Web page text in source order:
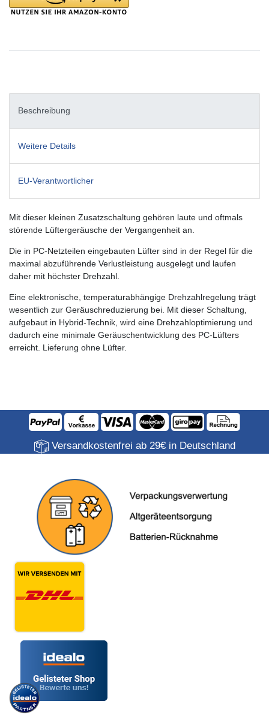
Beschreibung
Weitere Details
EU-Verantwortlicher
Mit dieser kleinen Zusatzschaltung gehören laute und oftmals
störende Lüftergeräusche der Vergangenheit an.
Die in PC-Netzteilen eingebauten Lüfter sind in der Regel für die
maximal abzuführende Verlustleistung ausgelegt und laufen
daher mit höchster Drehzahl.
Eine elektronische, temperaturabhängige Drehzahlregelung trägt
wesentlich zur Geräuschreduzierung bei. Mit dieser Schaltung,
aufgebaut in Hybrid-Technik, wird eine Drehzahloptimierung und
dadurch eine minimale Geräuschentwicklung des PC-Lüfters
erreicht. Lieferung ohne Lüfter.
Versandkostenfrei ab 29€ in Deutschland